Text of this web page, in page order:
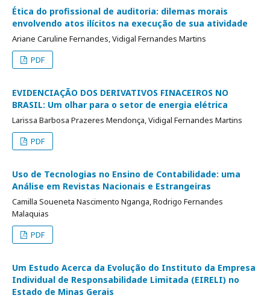
Ética do profissional de auditoria: dilemas morais
envolvendo atos ilícitos na execução de sua atividade
Ariane Caruline Fernandes, Vidigal Fernandes Martins
PDF
EVIDENCIAÇÃO DOS DERIVATIVOS FINACEIROS NO
BRASIL: Um olhar para o setor de energia elétrica
Larissa Barbosa Prazeres Mendonça, Vidigal Fernandes Martins
PDF
Uso de Tecnologias no Ensino de Contabilidade: uma
Análise em Revistas Nacionais e Estrangeiras
Camilla Soueneta Nascimento Nganga, Rodrigo Fernandes
Malaquias
PDF
Um Estudo Acerca da Evolução do Instituto da Empresa
Individual de Responsabilidade Limitada (EIRELI) no
Estado de Minas Gerais